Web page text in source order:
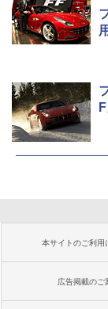
本サイトのご利用
広告掲載のご